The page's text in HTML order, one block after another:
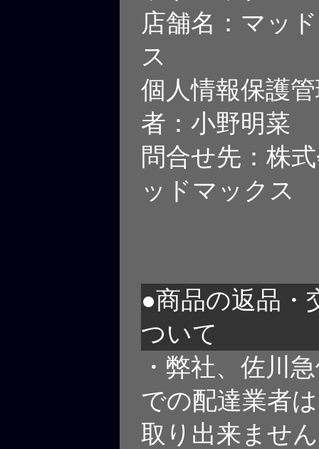
店舗名：マッ
ス
個人情報保護
者：小野明菜
問合せ先：株
ッドマックス
●商品の返品・
ついて
・弊社、佐川
での配達業者
取り出来ませ